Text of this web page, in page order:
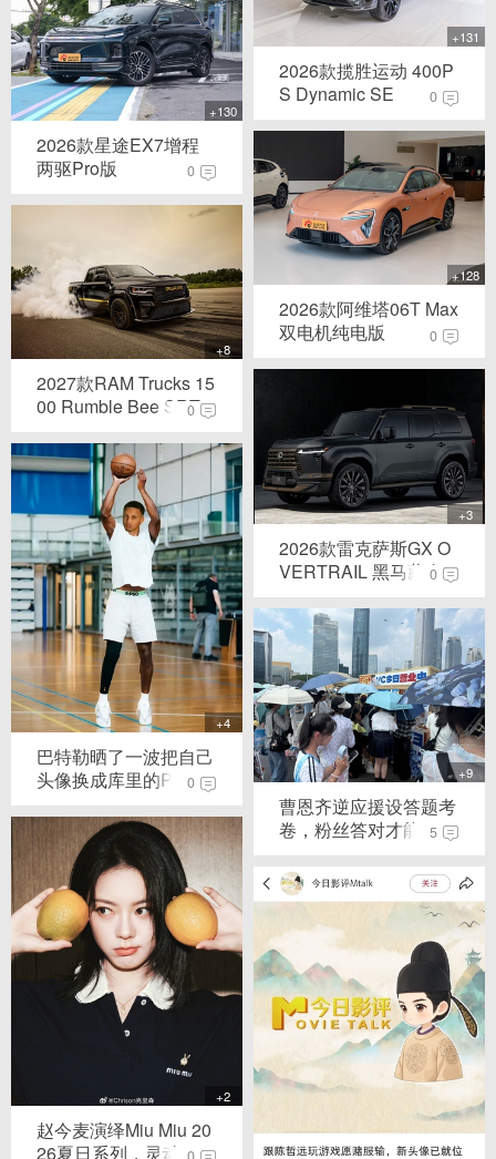
+130
2026款星途EX7增程
两驱Pro版
0
+8
2027款RAM Trucks 15
00 Rumble Bee SRT...
0
+4
巴特勒晒了一波把自己
头像换成库里的P...
0
+2
赵今麦演绎Miu Miu 20
26夏日系列，灵动...
+131
2026款揽胜运动 400P
S Dynamic SE
0
+128
2026款阿维塔06T Max
双电机纯电版
0
+3
2026款雷克萨斯GX O
VERTRAIL 黑马藏金...
0
+9
曹恩齐逆应援设答题考
卷，粉丝答对才能...5